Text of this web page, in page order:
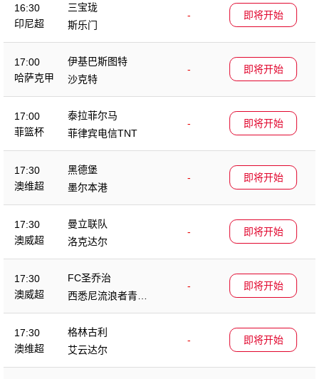
16:30
印尼超
三宝珑
-
斯乐门
即将开始
17:00
哈萨克甲
伊基巴斯图特
-
沙克特
即将开始
17:00
菲篮杯
泰拉菲尔马
-
菲律宾电信TNT
即将开始
17:30
澳维超
黑德堡
-
墨尔本港
即将开始
17:30
澳威超
曼立联队
-
洛克达尔
即将开始
17:30
澳威超
FC圣乔治
-
西悉尼流浪者青年
队
即将开始
17:30
澳维超
格林古利
-
艾云达尔
即将开始